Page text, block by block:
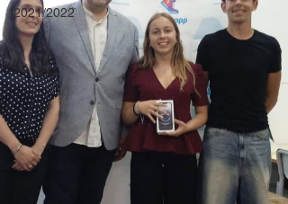
2021/2022